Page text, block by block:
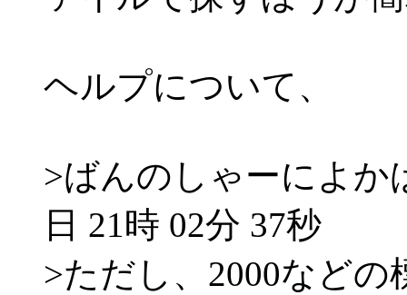
ヘルプについて、
>ばんのしゃーによか
日 21時 02分 37秒
>ただし、2000など